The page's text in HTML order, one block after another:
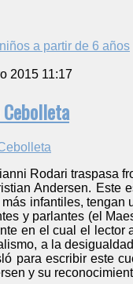
niños a partir de 6 años
2015 11:17
Rodari traspasa
Andersen. Este
infantiles, tengan
y parlantes (el
en el cual el lector
a la
para escribir este
y su